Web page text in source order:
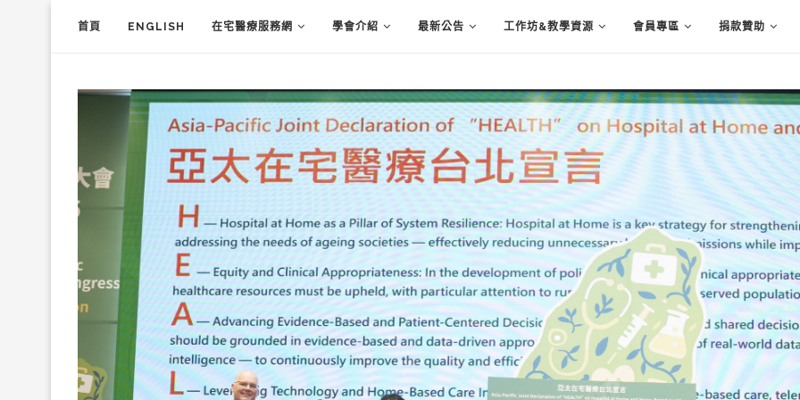
首頁 ENGLISH 在宅醫療服務網 學會介紹 最新公告 工作坊&教學資源 會員專區 捐款贊助